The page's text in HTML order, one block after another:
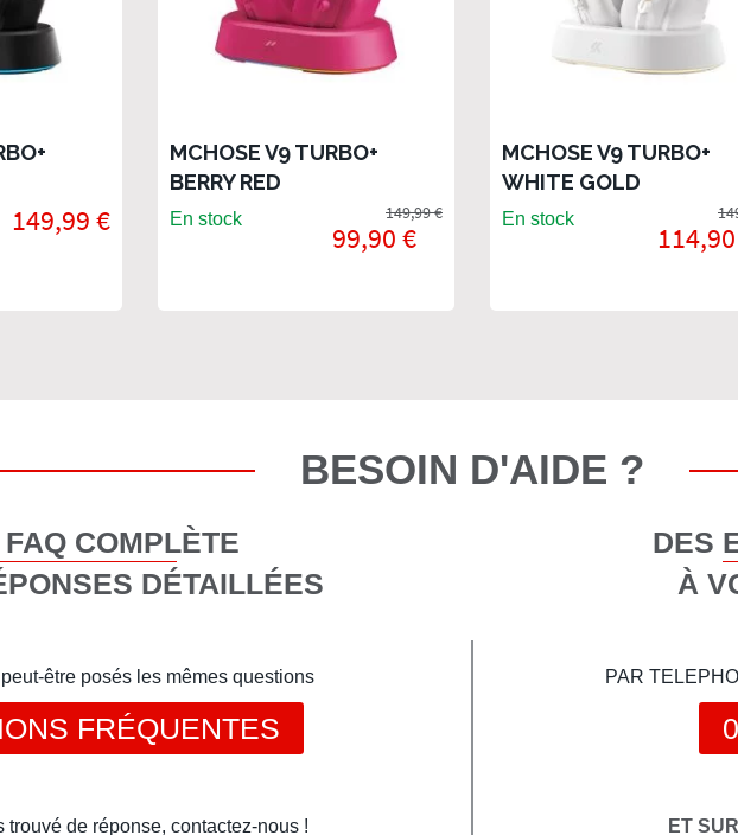
149,99 €
MCHOSE V9 TURBO+
BERRY RED
En stock
99,90 €
149,99 €
MCHOSE V9 TURBO+
WHITE GOLD
En stock
BESOIN D'AIDE ?
COMPLÈTE
DÉTAILLÉES
être posés les mêmes questions
FRÉQUENTES
trouvé de réponse, contactez-nous !
DES
À
PAR
ET